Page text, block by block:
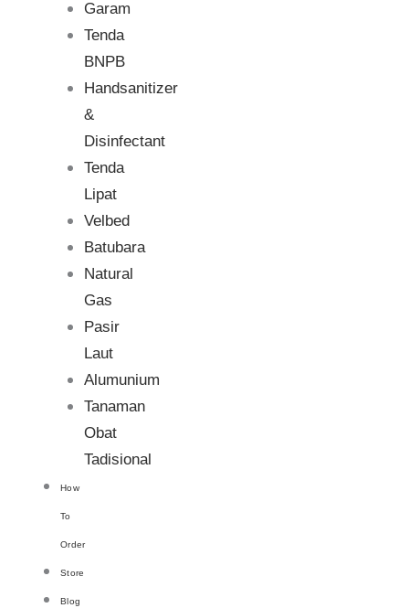
Garam
Tenda
BNPB
Handsanitizer
&
Disinfectant
Tenda
Lipat
Velbed
Batubara
Natural
Gas
Pasir
Laut
Alumunium
Tanaman
Obat
Tadisional
How
To
Order
Store
Blog